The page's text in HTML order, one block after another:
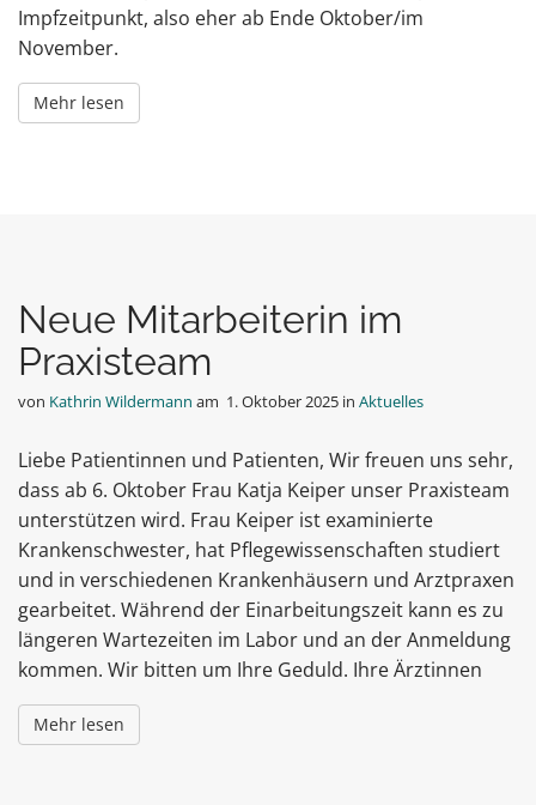
Impfzeitpunkt, also eher ab Ende Oktober/im
November.
Mehr lesen
Neue Mitarbeiterin im
Praxisteam
von Kathrin Wildermann am 1. Oktober 2025 in Aktuelles
Liebe Patientinnen und Patienten, Wir freuen uns sehr,
dass ab 6. Oktober Frau Katja Keiper unser Praxisteam
unterstützen wird. Frau Keiper ist examinierte
Krankenschwester, hat Pflegewissenschaften studiert
und in verschiedenen Krankenhäusern und Arztpraxen
gearbeitet. Während der Einarbeitungszeit kann es zu
längeren Wartezeiten im Labor und an der Anmeldung
kommen. Wir bitten um Ihre Geduld. Ihre Ärztinnen
Mehr lesen